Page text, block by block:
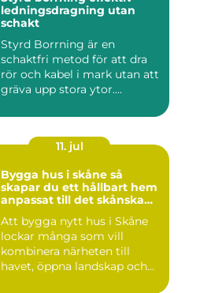
ledningsdragning utan
schakt
Styrd Borrning är en
schaktfri metod för att dra
rör och kabel i mark utan att
gräva upp stora ytor....
11. jul
Bygga hus i skåne så
skapar du ett hållbart hem
anpassat till det skånska
Att bygga nytt hus i Skåne
lockar många som vill
kombinera närheten till
havet, öppna landskap och